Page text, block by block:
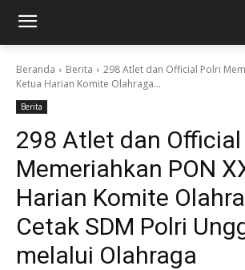
Beranda Berita
298 Atlet dan Official Polri
Ketua Harian Komite Olahraga...
Berita
298 Atlet dan Official
Memeriahkan PON
Harian Komite
Cetak SDM Polri
melalui Olahraga